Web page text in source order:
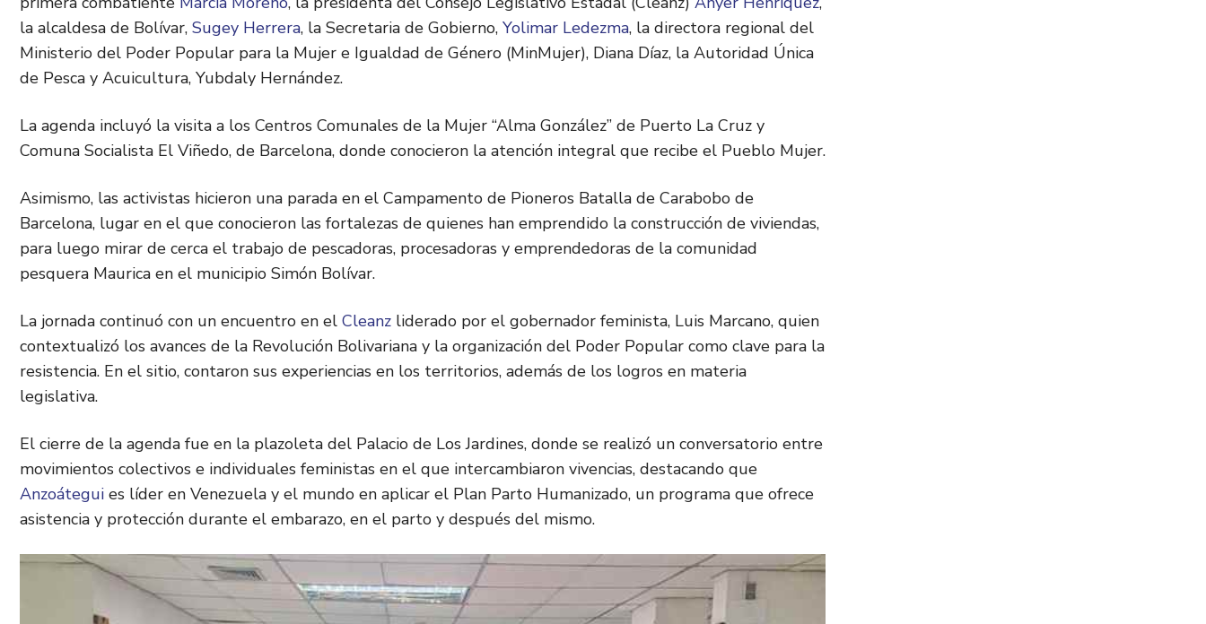
la alcaldesa de Bolívar, Sugey Herrera, la Secretaria de Gobierno, Yolimar Ledezma, la directora regional del
Ministerio del Poder Popular para la Mujer e Igualdad de Género (MinMujer), Diana Díaz, la Autoridad Única
de Pesca y Acuicultura, Yubdaly Hernández.
La agenda incluyó la visita a los Centros Comunales de la Mujer “Alma González” de Puerto La Cruz y
Comuna Socialista El Viñedo, de Barcelona, donde conocieron la atención integral que recibe el Pueblo Mujer.
Asimismo, las activistas hicieron una parada en el Campamento de Pioneros Batalla de Carabobo de
Barcelona, lugar en el que conocieron las fortalezas de quienes han emprendido la construcción de viviendas,
para luego mirar de cerca el trabajo de pescadoras, procesadoras y emprendedoras de la comunidad
pesquera Maurica en el municipio Simón Bolívar.
La jornada continuó con un encuentro en el Cleanz liderado por el gobernador feminista, Luis Marcano, quien
contextualizó los avances de la Revolución Bolivariana y la organización del Poder Popular como clave para la
resistencia. En el sitio, contaron sus experiencias en los territorios, además de los logros en materia
legislativa.
El cierre de la agenda fue en la plazoleta del Palacio de Los Jardines, donde se realizó un conversatorio entre
movimientos colectivos e individuales feministas en el que intercambiaron vivencias, destacando que
Anzoátegui es líder en Venezuela y el mundo en aplicar el Plan Parto Humanizado, un programa que ofrece
asistencia y protección durante el embarazo, en el parto y después del mismo.